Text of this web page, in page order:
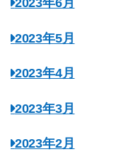
2023年6月
2023年5月
2023年4月
2023年3月
2023年2月